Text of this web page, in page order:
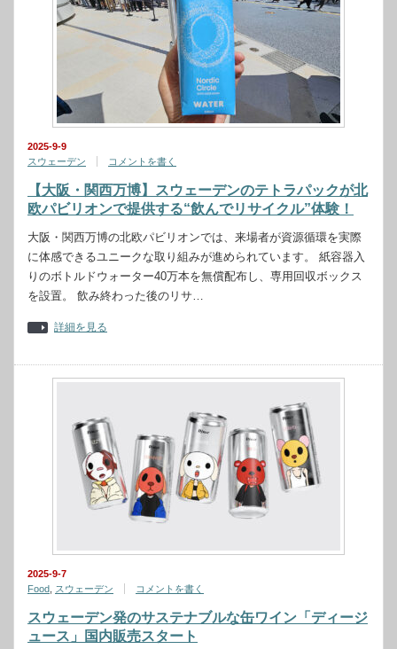
2025-9-9
スウェーデン
コメントを書く
【大阪・関西万博】スウェーデンのテトラパックが北
欧パビリオンで提供する“飲んでリサイクル”体験！
大阪・関西万博の北欧パビリオンでは、来場者が資源循環を実際
に体感できるユニークな取り組みが進められています。 紙容器入
りのボトルドウォーター40万本を無償配布し、専用回収ボックス
を設置。 飲み終わった後のリサ…
詳細を見る
2025-9-7
Food スウェーデン コメントを書く
スウェーデン発のサステナブルな缶ワイン「ディージ
ュース」国内販売スタート